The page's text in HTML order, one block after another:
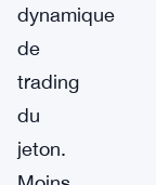
dynamique
de
trading
du
jeton.